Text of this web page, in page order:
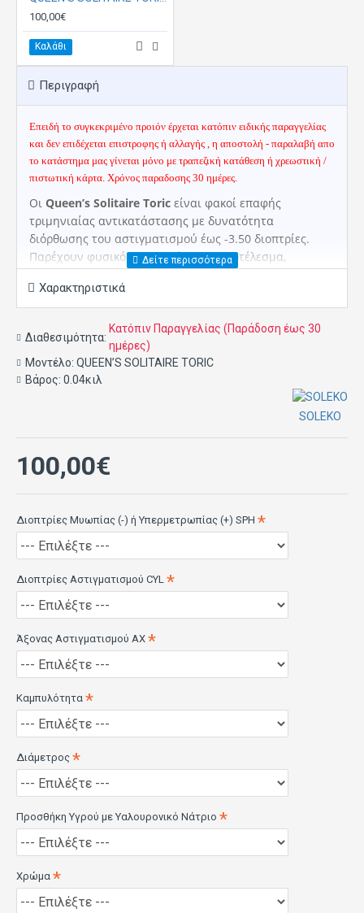
100,00€
Καλάθι
Περιγραφή
Επειδή το συγκεκριμένο προιόν έρχεται κατόπιν ειδικής παραγγελίας
και δεν επιδέχεται επιστροφης ή αλλαγής , η αποστολή - παραλαβή απο
το κατάστημα μας γίνεται μόνο με τραπεζική κατάθεση ή χρεωστική /
πιστωτική κάρτα. Χρόνος παραδοσης 30 ημέρες.
Οι Queen’s Solitaire Toric είναι φακοί επαφής
τριμηνιαίας αντικατάστασης με δυνατότητα
διόρθωσης του αστιγματισμού έως -3.50 διοπτρίες.
Παρέχουν φυσικό και αξεπέραστο αποτέλεσμα,
αλλάζουν το χρώμα των ματιών αναδεικνύοντας
ταυτόχρονα το φυσικό τους περίγραμμα. Έχουν
εξαιρετική πιστότητα αναπαραγωγής, άψογη
επικέντρωση και ποικιλία από ελκυστικά και ζωντανά
χρώματα. Παρέχουν αυξημένη άνεση και διατίθενται
σε υψηλές αμετρωπίες από μυωπία -12.00 έως
υπερμετρωπία +15.00 διοπτρίες. Σε περίπτωση που το
ένα μάτι χρήζει σφαιρικής διόρθωσης και το άλλο
αστιγματικής, προκειμένου να αποφευχθεί διαφορά στο
χρώμα, παραγγέλνονται σαν ζεύγος όπου το σφαιρικό
κόβεται σαν αστιγματικό με μηδενικό κύλινδρο.
Υλικό Ocufilcon
Περιεκτικότητα σε νερό 43%
Καμπυλότητα (BC) 8.60 mm
Διάμετρος (DIAM) 14.0 mm
Ισχύς (POWER) Plano
-0.50 έως -6.00 (0.25)
Χαρακτηριστικά
Διαθεσιμότητα:
Κατόπιν Παραγγελίας (Παράδοση έως 30
ημέρες)
Μοντέλο: QUEEN’S SOLITAIRE TORIC
Βάρος: 0.04κιλ
SOLEKO
100,00€
Διοπτρίες Μυωπίας (-) ή Υπερμετρωπίας (+) SPH
Διοπτρίες Αστιγματισμού CYL
Άξονας Αστιγματισμού AX
Καμπυλότητα
Διάμετρος
Προσθήκη Υγρού με Υαλουρονικό Νάτριο
Χρώμα